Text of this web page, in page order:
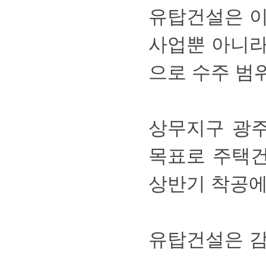
유탑건설은
사업뿐아니
으로수주범
상무지구광
목표로주택
상반기착공
유탑건설은